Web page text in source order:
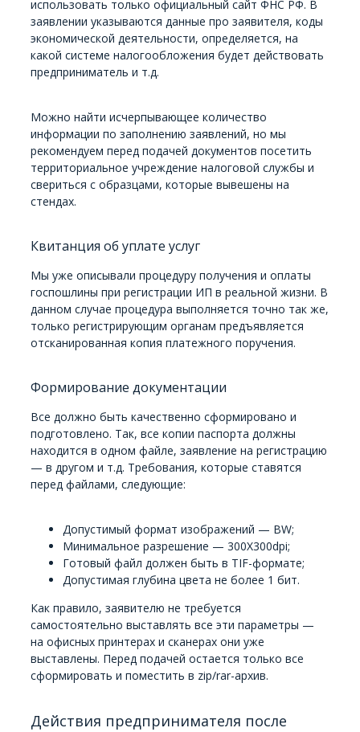
использовать только официальный сайт ФНС РФ. В
заявлении указываются данные про заявителя, коды
экономической деятельности, определяется, на
какой системе налогообложения будет действовать
предприниматель и т.д.
Можно найти исчерпывающее количество
информации по заполнению заявлений, но мы
рекомендуем перед подачей документов посетить
территориальное учреждение налоговой службы и
свериться с образцами, которые вывешены на
стендах.
Квитанция об уплате услуг
Мы уже описывали процедуру получения и оплаты
госпошлины при регистрации ИП в реальной жизни. В
данном случае процедура выполняется точно так же,
только регистрирующим органам предъявляется
отсканированная копия платежного поручения.
Формирование документации
Все должно быть качественно сформировано и
подготовлено. Так, все копии паспорта должны
находится в одном файле, заявление на регистрацию
— в другом и т.д. Требования, которые ставятся
перед файлами, следующие:
Допустимый формат изображений — BW;
Минимальное разрешение — 300Х300dpi;
Готовый файл должен быть в TIF-формате;
Допустимая глубина цвета не более 1 бит.
Как правило, заявителю не требуется
самостоятельно выставлять все эти параметры —
на офисных принтерах и сканерах они уже
выставлены. Перед подачей остается только все
сформировать и поместить в zip/rar-архив.
Действия предпринимателя после